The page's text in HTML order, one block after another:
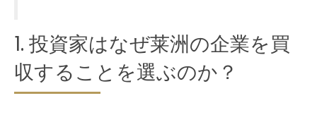
1. 投資家はなぜ莱洲の企業を買
収することを選ぶのか？